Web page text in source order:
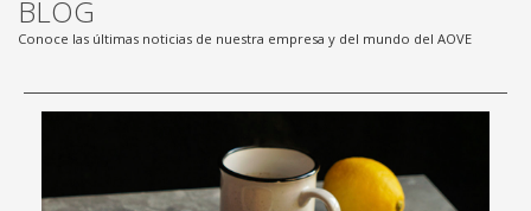
BLOG
Conoce las últimas noticias de nuestra empresa y del mundo del AOVE